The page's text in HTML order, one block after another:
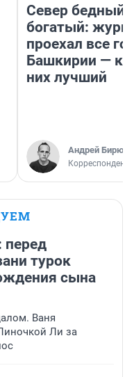
Север бедный,
богатый:
проехал все
Башкирии —
них лучший
Андрей
Корреспондент
перед
турок
сына
Ваня
Ли за